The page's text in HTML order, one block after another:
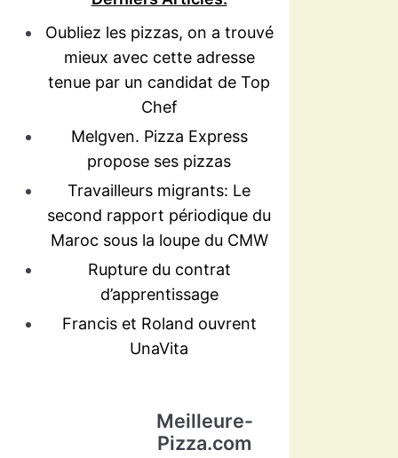
Oubliez les pizzas, on a trouvé
mieux avec cette adresse
tenue par un candidat de Top
Chef
Melgven. Pizza Express
propose ses pizzas
Travailleurs migrants: Le
second rapport périodique du
Maroc sous la loupe du CMW
Rupture du contrat
d’apprentissage
Francis et Roland ouvrent
UnaVita
Meilleure-
Pizza.com